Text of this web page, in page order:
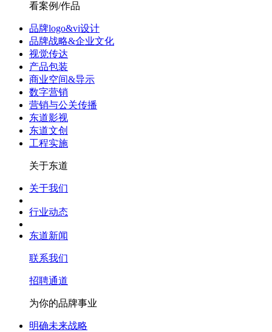
看案例/作品
品牌logo&vi设计
品牌战略&企业文化
视觉传达
产品包装
商业空间&导示
数字营销
营销与公关传播
东道影视
东道文创
工程实施
关于东道
关于我们
行业动态
东道新闻
联系我们
招聘通道
为你的品牌事业
明确未来战略